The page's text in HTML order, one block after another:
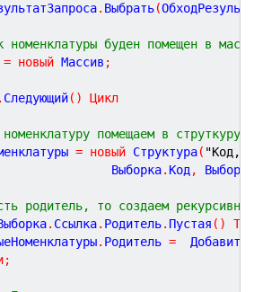
. Выбрать(
номенклатуры буден помещен в
= новый Массив ;
Следующий( ) Цикл
помещаем в струткуру
= новый Структура( "Код,
		 						Выборка
. Код , Выборка
родитель, то создаем рекурсивно
. Ссылка. Родитель. Пустая ( )
. Родитель =
;